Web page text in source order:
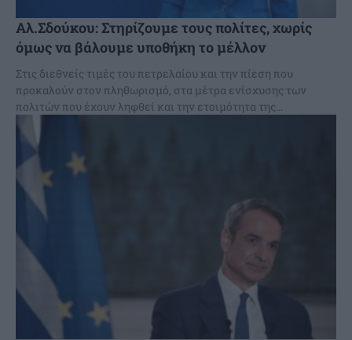
Αλ.Σδούκου: Στηρίζουμε τους πολίτες, χωρίς
όμως να βάλουμε υποθήκη το μέλλον
Στις διεθνείς τιμές του πετρελαίου και την πίεση που
προκαλούν στον πληθωρισμό, στα μέτρα ενίσχυσης των
πολιτών που έχουν ληφθεί και την ετοιμότητα της...